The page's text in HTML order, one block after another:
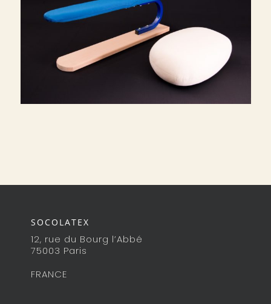
SOCOLATEX
12, rue du Bourg l’Abbé
75003 Paris
FRANCE